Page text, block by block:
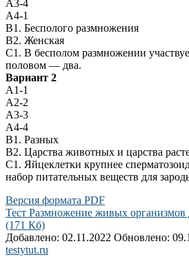
А3-4
А4-1
В1. Бесполого размножения
В2. Женская
С1. В бесполом размножении
половом — два.
Вариант 2
А1-1
А2-2
А3-3
А4-4
В1. Разных
В2. Царства животных и царства
С1. Яйцеклетки крупнее
набор питательных веществ для
Версия формата PDF
Тест Размножение живых организмов
(171 Кб)
Добавлено: 02.11.2022 Обновлено:
testytut.ru